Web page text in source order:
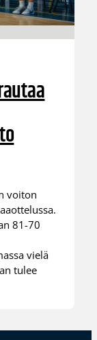
voiton
81-70
vielä
tulee